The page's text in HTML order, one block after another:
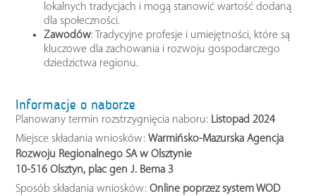
lokalnych tradycjach i mogą stanowić wartość dodaną
dla społeczności.
Zawodów: Tradycyjne profesje i umiejętności, które są
kluczowe dla zachowania i rozwoju gospodarczego
dziedzictwa regionu.
Informacje o naborze
Planowany termin rozstrzygnięcia naboru: Listopad 2024
Miejsce składania wniosków:Warmińsko-Mazurska Agencja
Rozwoju Regionalnego SA w Olsztynie
10-516 Olsztyn, plac gen J. Bema 3
Sposób składania wniosków:Online poprzez system WOD